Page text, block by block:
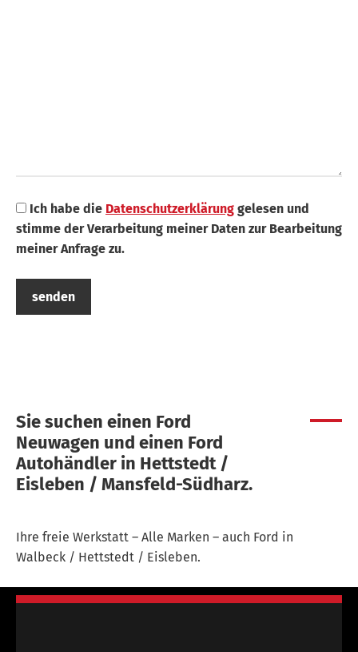
Ich habe die Datenschutzerklärung gelesen und
stimme der Verarbeitung meiner Daten zur Bearbeitung
meiner Anfrage zu.
Sie suchen einen Ford
Neuwagen und einen Ford
Autohändler in Hettstedt /
Eisleben / Mansfeld-Südharz.
Ihre freie Werkstatt – Alle Marken – auch Ford in
Walbeck / Hettstedt / Eisleben.